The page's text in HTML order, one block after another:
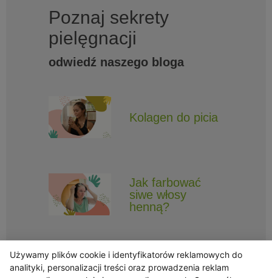
Poznaj sekrety
pielęgnacji
odwiedź naszego bloga
Kolagen do picia
Jak farbować
siwe włosy
henną?
Używamy plików cookie i identyfikatorów reklamowych do
analityki, personalizacji treści oraz prowadzenia reklam